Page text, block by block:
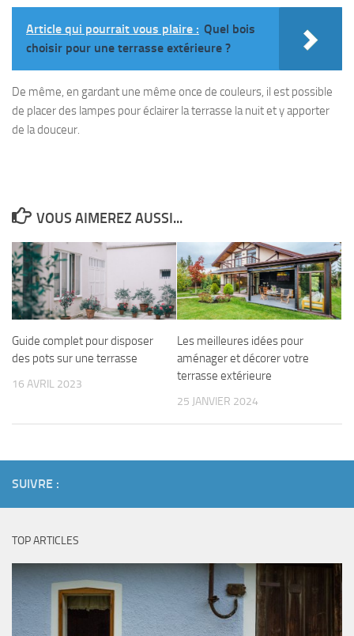
Article qui pourrait vous plaire : Quel bois
choisir pour une terrasse extérieure ?
De même, en gardant une même once de couleurs, il est possible
de placer des lampes pour éclairer la terrasse la nuit et y apporter
de la douceur.
VOUS AIMEREZ AUSSI...
Guide complet pour disposer
des pots sur une terrasse
16 AVRIL 2023
Les meilleures idées pour
aménager et décorer votre
terrasse extérieure
25 JANVIER 2024
SUIVRE :
TOP ARTICLES